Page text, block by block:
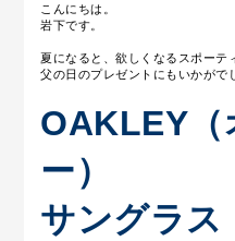
こんにちは。
岩下です。
夏になると、欲しくなるスポーテ
父の日のプレゼントにもいかがで
OAKLEY（
ー）
サングラス